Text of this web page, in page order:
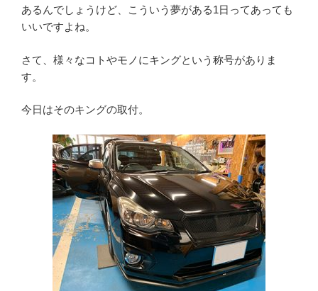
あるんでしょうけど、こういう夢がある1日ってあっても
いいですよね。
さて、様々なコトやモノにキングという称号がありま
す。
今日はそのキングの取付。